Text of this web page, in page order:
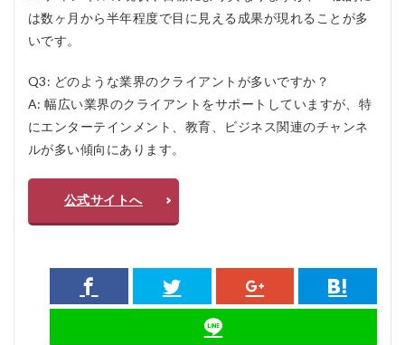
は数ヶ月から半年程度で目に見える成果が現れることが多
いです。
Q3: どのような業界のクライアントが多いですか？
A: 幅広い業界のクライアントをサポートしていますが、特
にエンターテインメント、教育、ビジネス関連のチャンネ
ルが多い傾向にあります。
公式サイトへ